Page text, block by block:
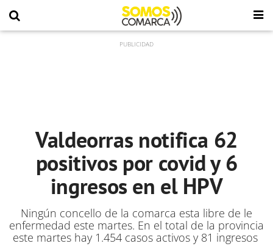
Valdeorras notifica 62
positivos por covid y 6
ingresos en el HPV
Ningún concello de la comarca esta libre de le
enfermedad este martes. En el total de la provincia
este martes hay 1.454 casos activos y 81 ingresos